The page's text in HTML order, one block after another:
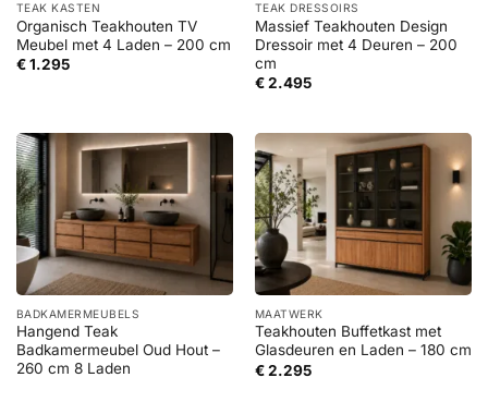
TEAK KASTEN
Organisch Teakhouten TV
Meubel met 4 Laden – 200 cm
€1.295
TEAK DRESSOIRS
Massief Teakhouten Design
Dressoir met 4 Deuren – 200
cm
€2.495
BADKAMERMEUBELS
Hangend Teak
Badkamermeubel Oud Hout –
260 cm 8 Laden
MAATWERK
Teakhouten Buffetkast met
Glasdeuren en Laden – 180 cm
€2.295